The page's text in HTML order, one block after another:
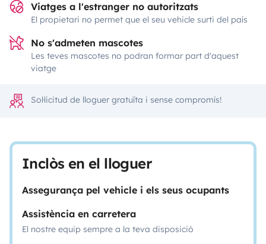
Viatges a l'estranger no autoritzats
El propietari no permet que el seu vehicle surti del país
No s'admeten mascotes
Les teves mascotes no podran formar part d'aquest
viatge
Sol·licitud de lloguer gratuïta i sense compromís!
Inclòs en el lloguer
Assegurança pel vehicle i els seus ocupants
Assistència en carretera
El nostre equip sempre a la teva disposició